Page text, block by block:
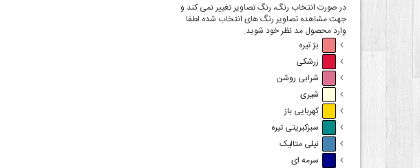
در صورت انتخاب رنگ، رنگ تصاویر تغییر نمی کند و
جهت مشاهده تصاویر رنگ های انتخاب شده لطفا
وارد محصول مد نظر خود شوید.
بژ تیره
زرشکی
شرابی روشن
شیری
کهربایی باز
سبزکبریتی تیره
نیلی متالیک
سرمه ای